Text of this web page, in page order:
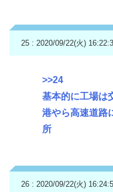
25 : 2020/09/22(火)
>>24
基本的に工場は
港やら高速道路
所
26 : 2020/09/22(火)